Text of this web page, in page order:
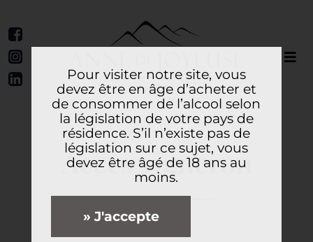
Pour visiter notre site, vous
devez être en âge d’acheter et
de consommer de l’alcool selon
la législation de votre pays de
résidence. S’il n’existe pas de
législation sur ce sujet, vous
devez être âgé de 18 ans au
moins.
» J'accepte
Accès vigneron